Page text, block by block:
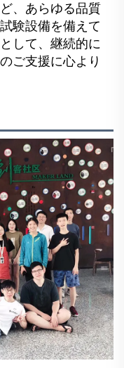
、あらゆる品質
験設備を備えて
して、継続的に
ご支援に心より